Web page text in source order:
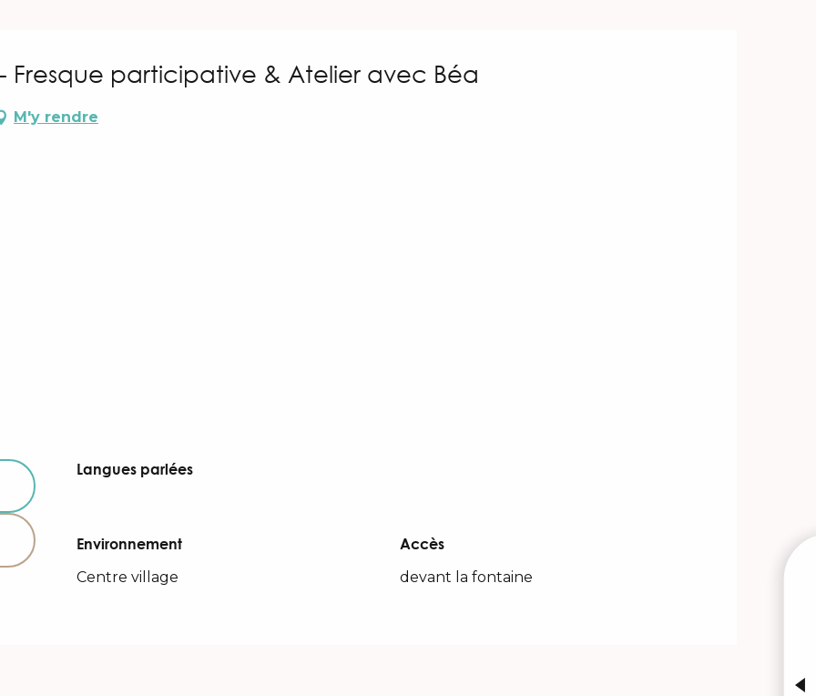
Fresque participative & Atelier avec Béa
M'y rendre
Langues parlées
Langues parlées
Environnement
Environnement
Centre village
Accès
Accès
devant la fontaine